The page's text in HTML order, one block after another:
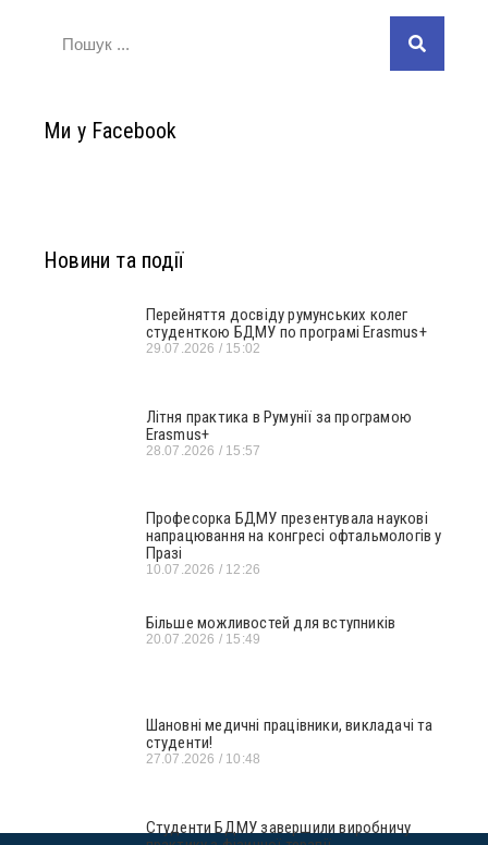
Ми у Facebook
Новини та події
Перейняття досвіду румунських колег
студенткою БДМУ по програмі Erasmus+
29.07.2026 15:02
Літня практика в Румунії за програмою
Erasmus+
28.07.2026 15:57
Професорка БДМУ презентувала наукові
напрацювання на конгресі офтальмологів у
Празі
10.07.2026 12:26
Більше можливостей для вступників
20.07.2026 15:49
Шановні медичні працівники, викладачі та
студенти!
27.07.2026 10:48
Студенти БДМУ завершили виробничу